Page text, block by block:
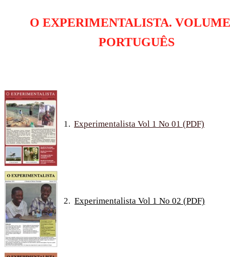
O EXPERIMENTALISTA.
PORTUGUÊS
1. Experimentalista Vol 1 No 01 (PDF)
2. Experimentalista Vol 1 No 02 (PDF)